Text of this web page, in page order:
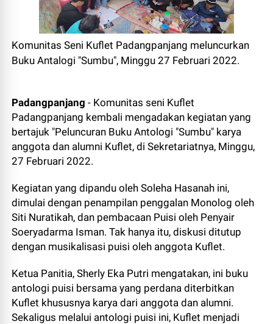
Komunitas Seni Kuflet Padangpanjang meluncurkan
Buku Antalogi "Sumbu", Minggu 27 Februari 2022.
Padangpanjang - Komunitas seni Kuflet
Padangpanjang kembali mengadakan kegiatan yang
bertajuk "Peluncuran Buku Antologi "Sumbu" karya
anggota dan alumni Kuflet, di Sekretariatnya, Minggu,
27 Februari 2022.
Kegiatan yang dipandu oleh Soleha Hasanah ini,
dimulai dengan penampilan penggalan Monolog oleh
Siti Nuratikah, dan pembacaan Puisi oleh Penyair
Soeryadarma Isman. Tak hanya itu, diskusi ditutup
dengan musikalisasi puisi oleh anggota Kuflet.
Ketua Panitia, Sherly Eka Putri mengatakan, ini buku
antologi puisi bersama yang perdana diterbitkan
Kuflet khususnya karya dari anggota dan alumni.
Sekaligus melalui antologi puisi ini, Kuflet menjadi